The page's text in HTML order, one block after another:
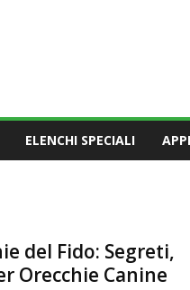
ELENCHI SPECIALI
del Fido: Segreti,
Orecchie Canine